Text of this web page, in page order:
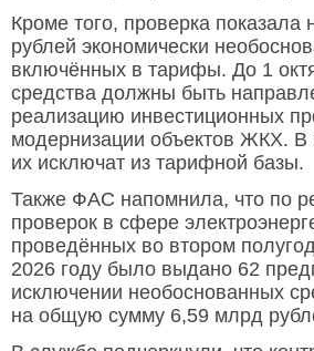
Кроме того, проверка показала
рублей экономически
включённых в тарифы. До 1
средства должны быть
реализацию инвестиционных
модернизации объектов ЖКХ. В
их исключат из тарифной базы.
Также ФАС напомнила, что по
проверок в сфере
проведённых во втором
2026 году было выдано 62
исключении необоснованных
на общую сумму 6,59 млрд